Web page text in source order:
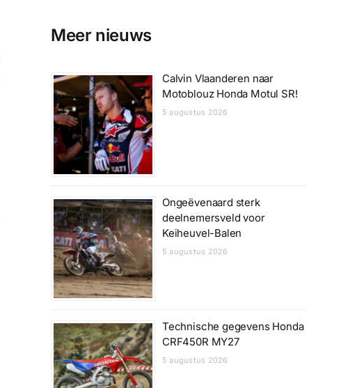
Meer nieuws
Calvin Vlaanderen naar
Motoblouz Honda Motul SR!
5 augustus 2026
Ongeëvenaard sterk
deelnemersveld voor
Keiheuvel-Balen
5 augustus 2026
Technische gegevens Honda
CRF450R MY27
5 augustus 2026